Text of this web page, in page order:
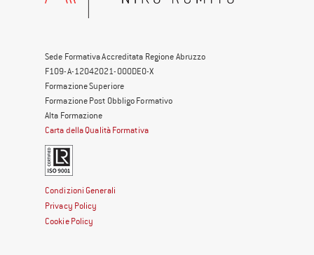
Sede Formativa Accreditata Regione Abruzzo
F109-A-12042021-000DE0-X
Formazione Superiore
Formazione Post Obbligo Formativo
Alta Formazione
Carta della Qualità Formativa
Condizioni Generali
Privacy Policy
Cookie Policy